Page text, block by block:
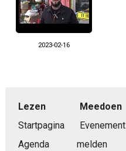
2023-02-16
Lezen
Startpagina
Agenda
Meedoen
Evenement
melden